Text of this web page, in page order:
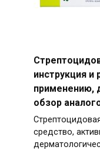
инструкция и
применению,
обзор
средство,